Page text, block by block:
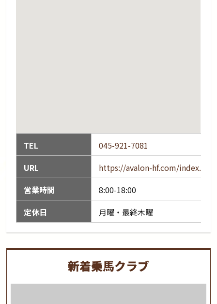
TEL
045-921-7081
URL
https://avalon-hf.com/
営業時間
8:00-18:00
定休日
月曜・最終木曜
新着乗馬クラブ